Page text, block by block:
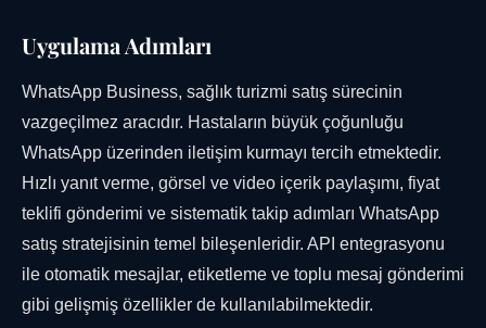
Uygulama Adımları
WhatsApp Business, sağlık turizmi satış sürecinin
vazgeçilmez aracıdır. Hastaların büyük çoğunluğu
WhatsApp üzerinden iletişim kurmayı tercih etmektedir.
Hızlı yanıt verme, görsel ve video içerik paylaşımı, fiyat
teklifi gönderimi ve sistematik takip adımları WhatsApp
satış stratejisinin temel bileşenleridir. API entegrasyonu
ile otomatik mesajlar, etiketleme ve toplu mesaj gönderimi
gibi gelişmiş özellikler de kullanılabilmektedir.